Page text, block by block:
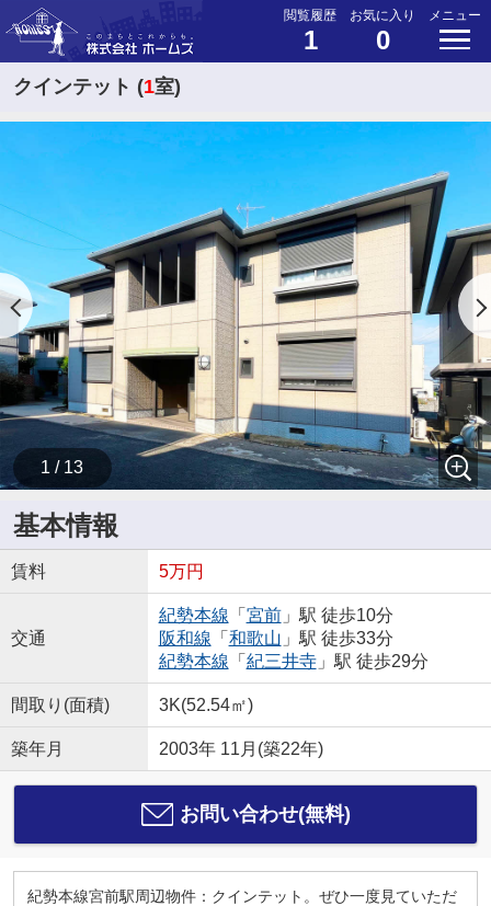
閲覧履歴
1
お気に入り
0
メニュー
クインテット (1室)
1 / 13
基本情報
賃料 5万円
交通
紀勢本線 「 宮前」駅 徒歩10分
阪和線 「 和歌山 」駅 徒歩33分
紀勢本線 「 紀三井寺」駅 徒歩29分
間取り(面積) 3K(52.54㎡)
築年月 2003年 11月(築22年)
お問い合わせ(無料)
紀勢本線宮前駅周辺物件：クインテット。ぜひ一度見ていただ